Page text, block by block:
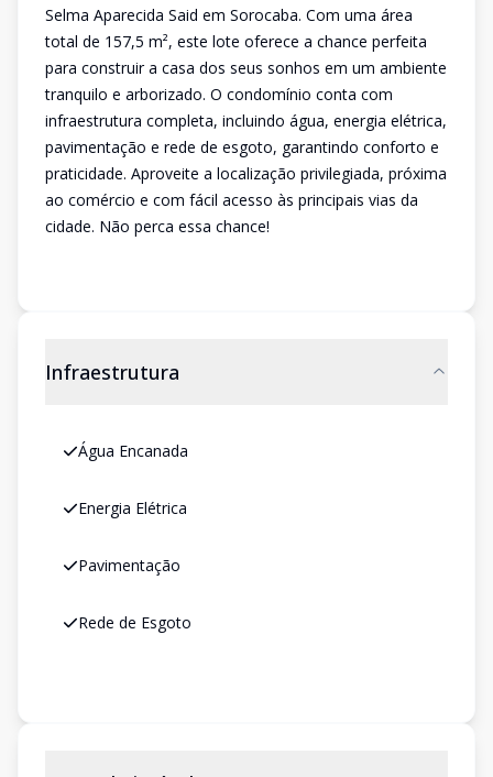
Selma Aparecida Said em Sorocaba. Com uma área
total de 157,5 m², este lote oferece a chance perfeita
para construir a casa dos seus sonhos em um ambiente
tranquilo e arborizado. O condomínio conta com
infraestrutura completa, incluindo água, energia elétrica,
pavimentação e rede de esgoto, garantindo conforto e
praticidade. Aproveite a localização privilegiada, próxima
ao comércio e com fácil acesso às principais vias da
cidade. Não perca essa chance!
Infraestrutura
Água Encanada
Energia Elétrica
Pavimentação
Rede de Esgoto